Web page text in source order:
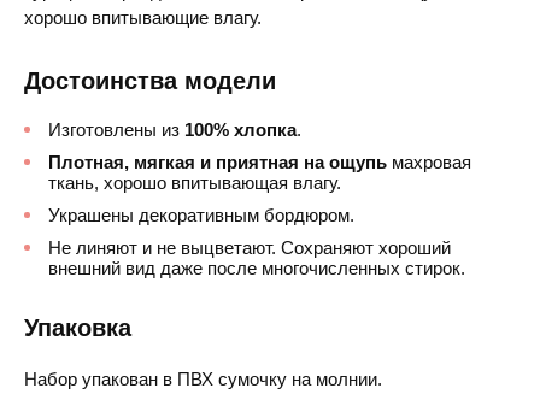
хорошо впитывающие влагу.
Достоинства модели
Изготовлены из 100% хлопка.
Плотная, мягкая и приятная на ощупь махровая
ткань, хорошо впитывающая влагу.
Украшены декоративным бордюром.
Не линяют и не выцветают. Сохраняют хороший
внешний вид даже после многочисленных стирок.
Упаковка
Набор упакован в ПВХ сумочку на молнии.